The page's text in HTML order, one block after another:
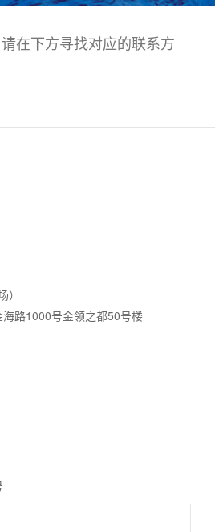
在下方寻找对应的联系方
路1000号金领之都50号楼